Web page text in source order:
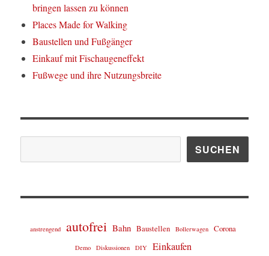
bringen lassen zu können
Places Made for Walking
Baustellen und Fußgänger
Einkauf mit Fischaugeneffekt
Fußwege und ihre Nutzungsbreite
SUCHEN
anstrengend autofrei Bahn Baustellen Bollerwagen Corona
Demo Diskussionen DIY Einkaufen